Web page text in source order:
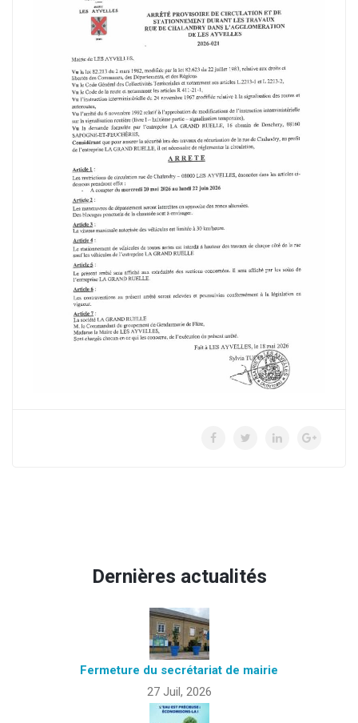
Dernières actualités
Fermeture du secrétariat de mairie
27 Juil, 2026